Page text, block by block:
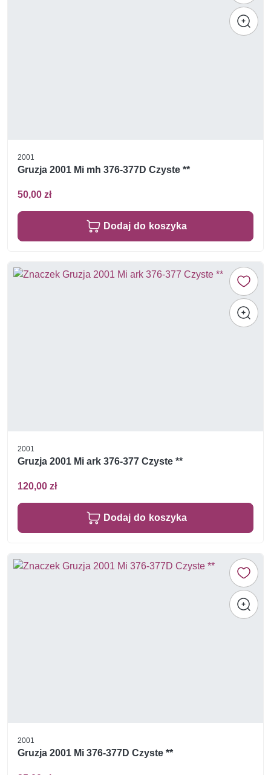
2001
Gruzja 2001 Mi mh 376-377D Czyste **
50,00 zł
Dodaj do koszyka
2001
Gruzja 2001 Mi ark 376-377 Czyste **
120,00 zł
Dodaj do koszyka
2001
Gruzja 2001 Mi 376-377D Czyste **